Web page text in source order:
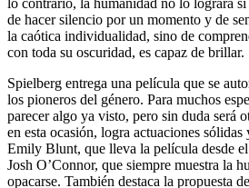
de hacer silencio por un momento y de
la caótica individualidad, sino de
con toda su oscuridad, es capaz de brillar.
Spielberg entrega una película que se
los pioneros del género. Para muchos
parecer algo ya visto, pero sin duda será
en esta ocasión, logra actuaciones sólidas
Emily Blunt, que lleva la película desde
Josh O’Connor, que siempre muestra la
opacarse. También destaca la propuesta